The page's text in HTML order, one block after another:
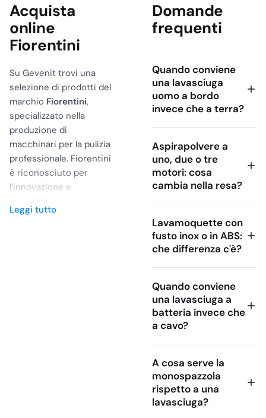
Acquista
online
Fiorentini
Su Gevenit trovi una
selezione di prodotti del
marchio Fiorentini,
specializzato nella
produzione di
macchinari per la pulizia
professionale. Fiorentini
è riconosciuto per
l’innovazione e
soluzioni, ideali per
Leggi tutto
Domande
frequenti
Quando conviene
una lavasciuga
uomo a bordo
invece che a terra?
Aspirapolvere a
uno, due o tre
motori: cosa
cambia nella resa?
Lavamoquette con
fusto inox o in ABS:
che differenza c'è?
Quando conviene
una lavasciuga a
batteria invece che
a cavo?
A cosa serve la
monospazzola
rispetto a una
lavasciuga?